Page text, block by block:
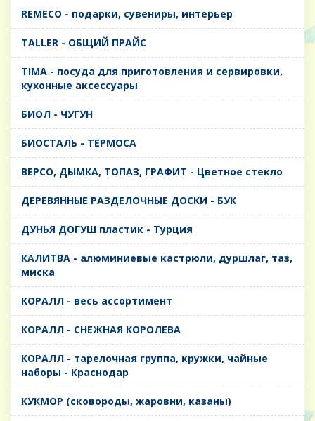
REMECO - подарки, сувениры, интерьер
TALLER - ОБЩИЙ ПРАЙС
TIMA - посуда для приготовления и сервировки,
кухонные аксессуары
БИОЛ - ЧУГУН
БИОСТАЛЬ - ТЕРМОСА
ВЕРСО, ДЫМКА, ТОПАЗ, ГРАФИТ - Цветное стекло
ДЕРЕВЯННЫЕ РАЗДЕЛОЧНЫЕ ДОСКИ - БУК
ДУНЬЯ ДОГУШ пластик - Турция
КАЛИТВА - алюминиевые кастрюли, дуршлаг, таз,
миска
КОРАЛЛ - весь ассортимент
КОРАЛЛ - СНЕЖНАЯ КОРОЛЕВА
КОРАЛЛ - тарелочная группа, кружки, чайные
наборы - Краснодар
КУКМОР (сковороды, жаровни, казаны)